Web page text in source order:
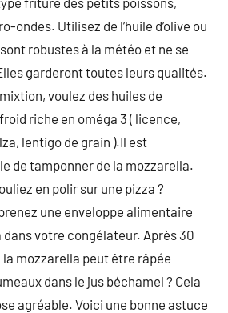
ondes. Utilisez de l’huile d’olive ou
robustes à la météo et ne se
garderont toutes leurs qualités.
voulez des huiles de
riche en oméga 3 ( licence,
lentigo de grain ).Il est
de tamponner de la mozzarella.
en polir sur une pizza ?
une enveloppe alimentaire
votre congélateur. Après 30
mozzarella peut être râpée
dans le jus béchamel ? Cela
agréable. Voici une bonne astuce